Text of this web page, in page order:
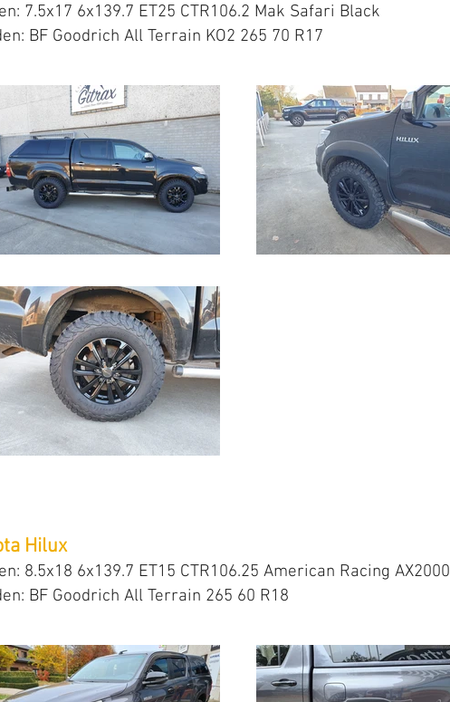
7.5x17 6x139.7 ET25 CTR106.2 Mak Safari Black
BF Goodrich All Terrain KO2 265 70 R17
Hilux
8.5x18 6x139.7 ET15 CTR106.25 American Racing AX2000
BF Goodrich All Terrain 265 60 R18